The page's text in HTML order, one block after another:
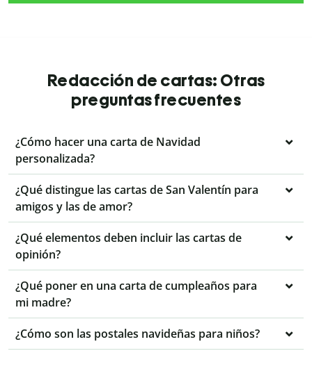
Redacción de cartas: Otras
preguntas frecuentes
¿Cómo hacer una carta de Navidad
personalizada?
¿Qué distingue las cartas de San Valentín para
amigos y las de amor?
¿Qué elementos deben incluir las cartas de
opinión?
¿Qué poner en una carta de cumpleaños para
mi madre?
¿Cómo son las postales navideñas para niños?